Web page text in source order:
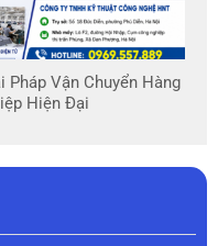
Pháp Vận Chuyển Hàng
Hiện Đại